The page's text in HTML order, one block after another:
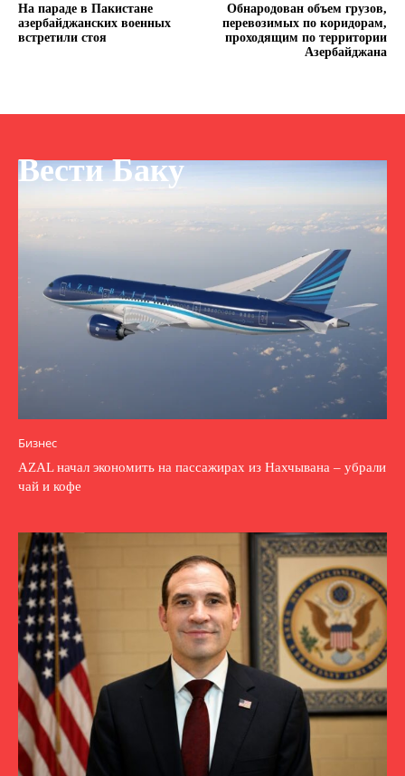
На параде в Пакистане
азербайджанских военных
встретили стоя
Обнародован объем грузов,
перевозимых по коридорам,
проходящим по территории
Азербайджана
Вести Баку
Бизнес
AZAL начал экономить на пассажирах из Нахчывана – убрали
чай и кофе